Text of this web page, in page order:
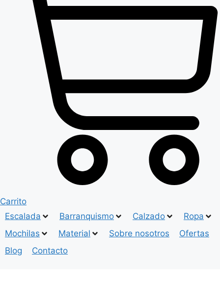
Carrito
Escalada
Barranquismo Calzado
Ropa
Mochilas
Material Sobre nosotros
Ofertas
Blog
Contacto